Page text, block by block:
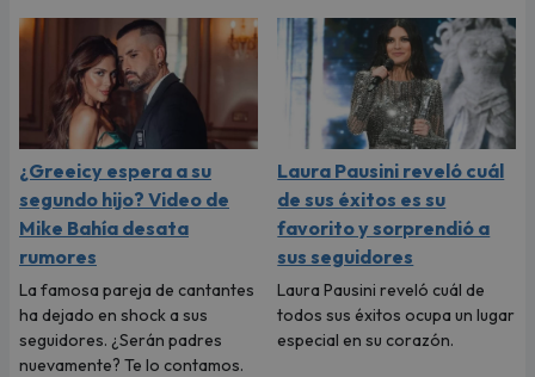
¿Greeicy espera a su
segundo hijo? Video de
Mike Bahía desata
rumores
La famosa pareja de cantantes
ha dejado en shock a sus
seguidores. ¿Serán padres
nuevamente? Te lo contamos.
Laura Pausini reveló cuál
de sus éxitos es su
favorito y sorprendió a
sus seguidores
Laura Pausini reveló cuál de
todos sus éxitos ocupa un lugar
especial en su corazón.